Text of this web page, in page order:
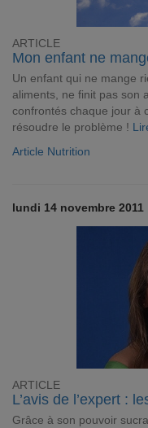
ARTICLE
Mon enfant ne
Un enfant qui ne mange
aliments, ne finit pas son
confrontés chaque jour à
résoudre le problème !
Article Nutrition
lundi 14 novembre 2011
ARTICLE
L’avis de l’expert :
Grâce à son pouvoir